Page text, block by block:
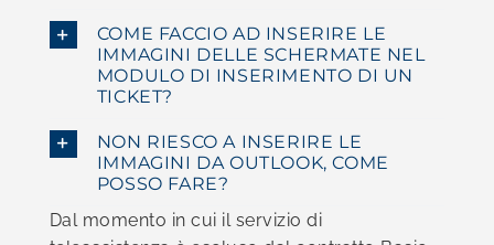
COME FACCIO AD INSERIRE LE
IMMAGINI DELLE SCHERMATE NEL
MODULO DI INSERIMENTO DI UN
TICKET?
NON RIESCO A INSERIRE LE
IMMAGINI DA OUTLOOK, COME
POSSO FARE?
Dal momento in cui il servizio di